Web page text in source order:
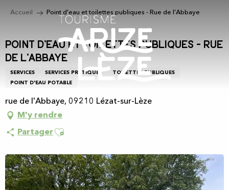
principal
Accueil Point d'eau et toilettes publiques - Rue de l'Abbaye
Point d'eau et toilettes publiques - Rue
de l'Abbaye
SERVICES SERVICES PRATIQUES
TOILETTES PUBLIQUES
POINT D'EAU POTABLE
rue de l'Abbaye, 09210 Lézat-sur-Lèze
M'y rendre
Partager Ajouter aux favoris